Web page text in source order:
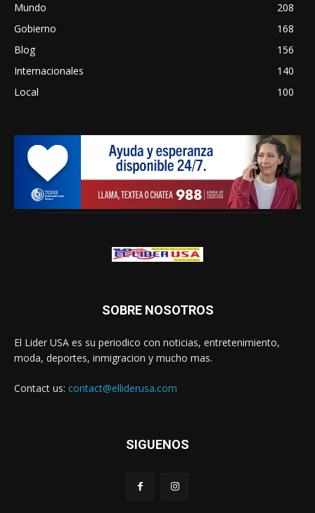
Mundo
208
Gobierno
168
Blog
156
Internacionales
140
Local
100
SOBRE NOSOTROS
El Lider USA es su periodico con noticias, entretenimiento,
moda, deportes, inmigracion y mucho mas.
Contact us: contact@elliderusa.com
SIGUENOS